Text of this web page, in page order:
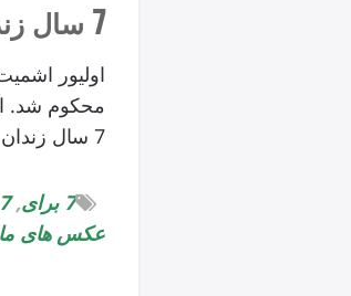
7 سال زندان برای مدیر فولکس واگن
محکوم شد.
7 سال زندان برای مدیر فولکس واگن
7 برای ,7 فولکس
عکس های